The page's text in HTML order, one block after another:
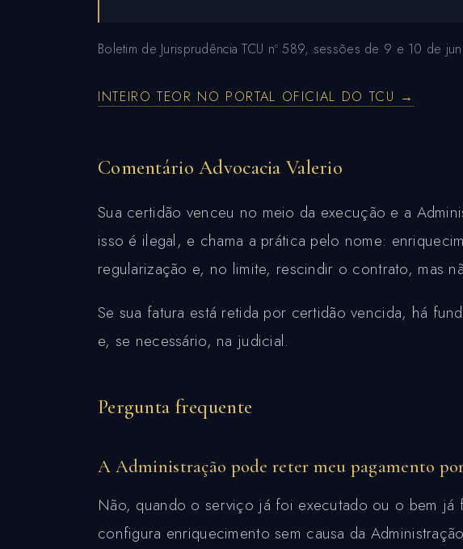
Boletim de Jurisprudência TCU nº 589, sessões de 9 e 10 de
INTEIRO TEOR NO PORTAL OFICIAL DO TCU →
Comentário Advocacia Valerio
Sua certidão venceu no meio da execução e a
isso é ilegal, e chama a prática pelo nome:
regularização e, no limite, rescindir o contrato, mas
Se sua fatura está retida por certidão vencida, há
e, se necessário, na judicial.
Pergunta frequente
A Administração pode reter meu pagamento
Não, quando o serviço já foi executado ou o bem já
configura enriquecimento sem causa da